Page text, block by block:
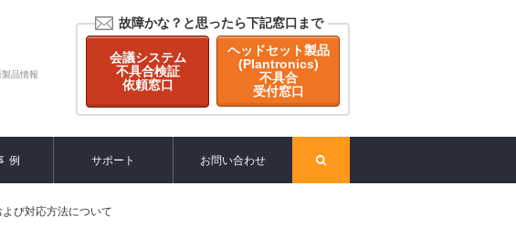
製品情報
故障かな？と思ったら下記窓口まで
会議システム
不具合検証
依頼窓口
ヘッドセット製品
(Plantronics)
不具合
受付窓口
例 サポート お問い合わせ
び対応方法について